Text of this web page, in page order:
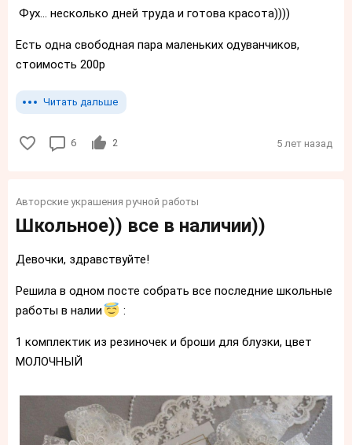
Фух... несколько дней труда и готова красота))))
Есть одна свободная пара маленьких одуванчиков,
стоимость 200р
Читать дальше
6 2 5 лет назад
Авторские украшения ручной работы
Школьное)) все в наличии))
Девочки, здравствуйте!
Решила в одном посте собрать все последние школьные
работы в налии
:
1 комплектик из резиночек и броши для блузки, цвет
МОЛОЧНЫЙ